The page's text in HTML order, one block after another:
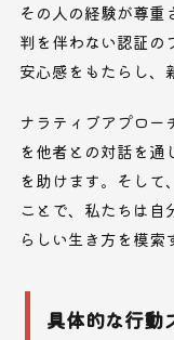
その人の経験が尊重
判を伴わない認証の
安心感をもたらし、
ナラティブアプロー
を他者との対話を通
を助けます。そして
ことで、私たちは自
らしい生き方を模索
具体的な行動